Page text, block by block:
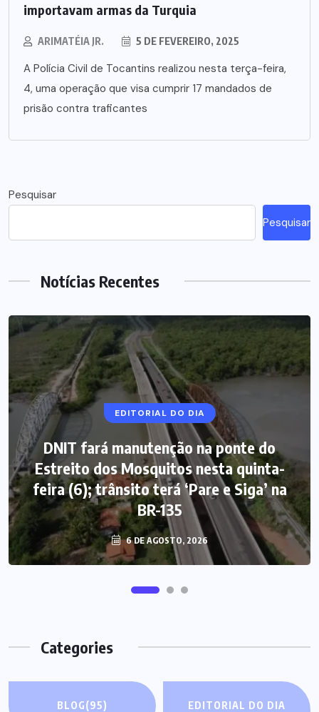
importavam armas da Turquia
ARIMATÉIA JR. 5 DE FEVEREIRO, 2025
A Polícia Civil de Tocantins realizou nesta terça-feira,
4, uma operação que visa cumprir 17 mandados de
prisão contra traficantes
Pesquisar
Pesquisar
Notícias Recentes
EDITORIAL DO DIA
DNIT fará manutenção na ponte do
Estreito dos Mosquitos nesta quinta-
feira (6); trânsito terá ‘Pare e Siga’ na
BR-135
6 DE AGOSTO, 2026
Categories
BLOG(95)
EDITORIAL DO DIA